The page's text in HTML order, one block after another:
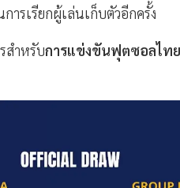
ารเรียกผู้เล่นเก็บตัวอีกครั้ง
สำหรับการแข่งขันฟุตซอลไท